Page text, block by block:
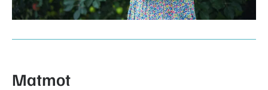
Matmot